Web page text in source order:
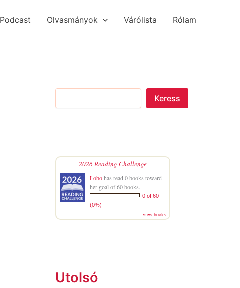
Podcast Olvasmányok Várólista Rólam
a
Keress
2026 Reading Challenge
Lobohas read 0 books toward
her goal of 60 books.
0 of 60
(0%)
view books
Utolsó
g
g